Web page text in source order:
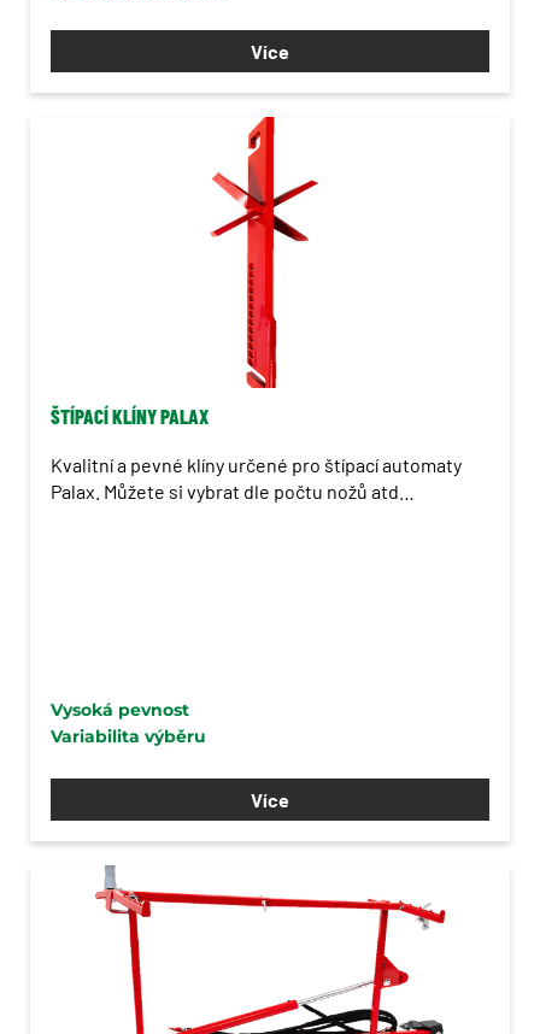
Více
ŠTÍPACÍ KLÍNY PALAX
Kvalitní a pevné klíny určené pro štípací automaty
Palax. Můžete si vybrat dle počtu nožů atd…
Vysoká pevnost
Variabilita výběru
Více